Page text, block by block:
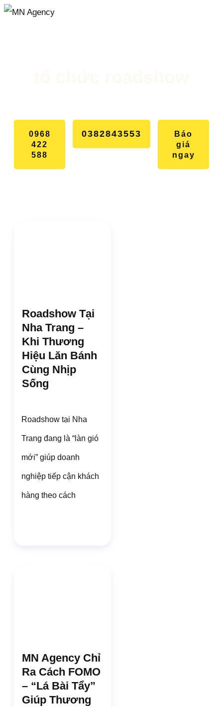
NEWS
0968
422
588
0382843553
Báo
giá
ngay
Roadshow Tại
Nha Trang –
Khi Thương
Hiệu Lăn Bánh
Cùng Nhịp
Sống
Roadshow tại Nha
Trang đang là “làn gió
mới” giúp doanh
nghiệp tiếp cận khách
hàng theo cách
MN Agency Chỉ
Ra Cách FOMO
– “Lá Bài Tẩy”
Giúp Thương